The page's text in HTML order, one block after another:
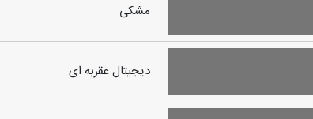
مشکی
دیجیتال عقربه ای